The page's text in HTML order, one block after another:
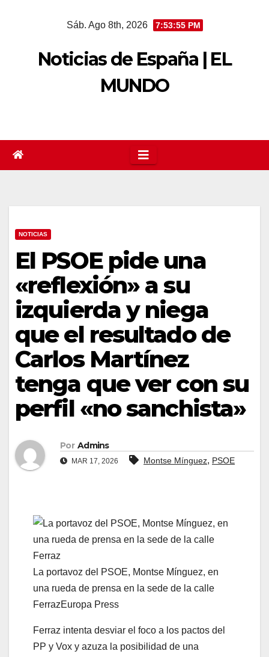
Sáb. Ago 8th, 2026 7:53:55 PM
Noticias de España | EL
MUNDO
NOTICIAS
El PSOE pide una
«reflexión» a su
izquierda y niega
que el resultado de
Carlos Martínez
tenga que ver con su
perfil «no sanchista»
Por Admins
MAR 17, 2026 Montse Mínguez, PSOE
La portavoz del PSOE, Montse Mínguez, en
una rueda de prensa en la sede de la calle
FerrazEuropa Press
Ferraz intenta desviar el foco a los pactos del
PP y Vox y azuza la posibilidad de una